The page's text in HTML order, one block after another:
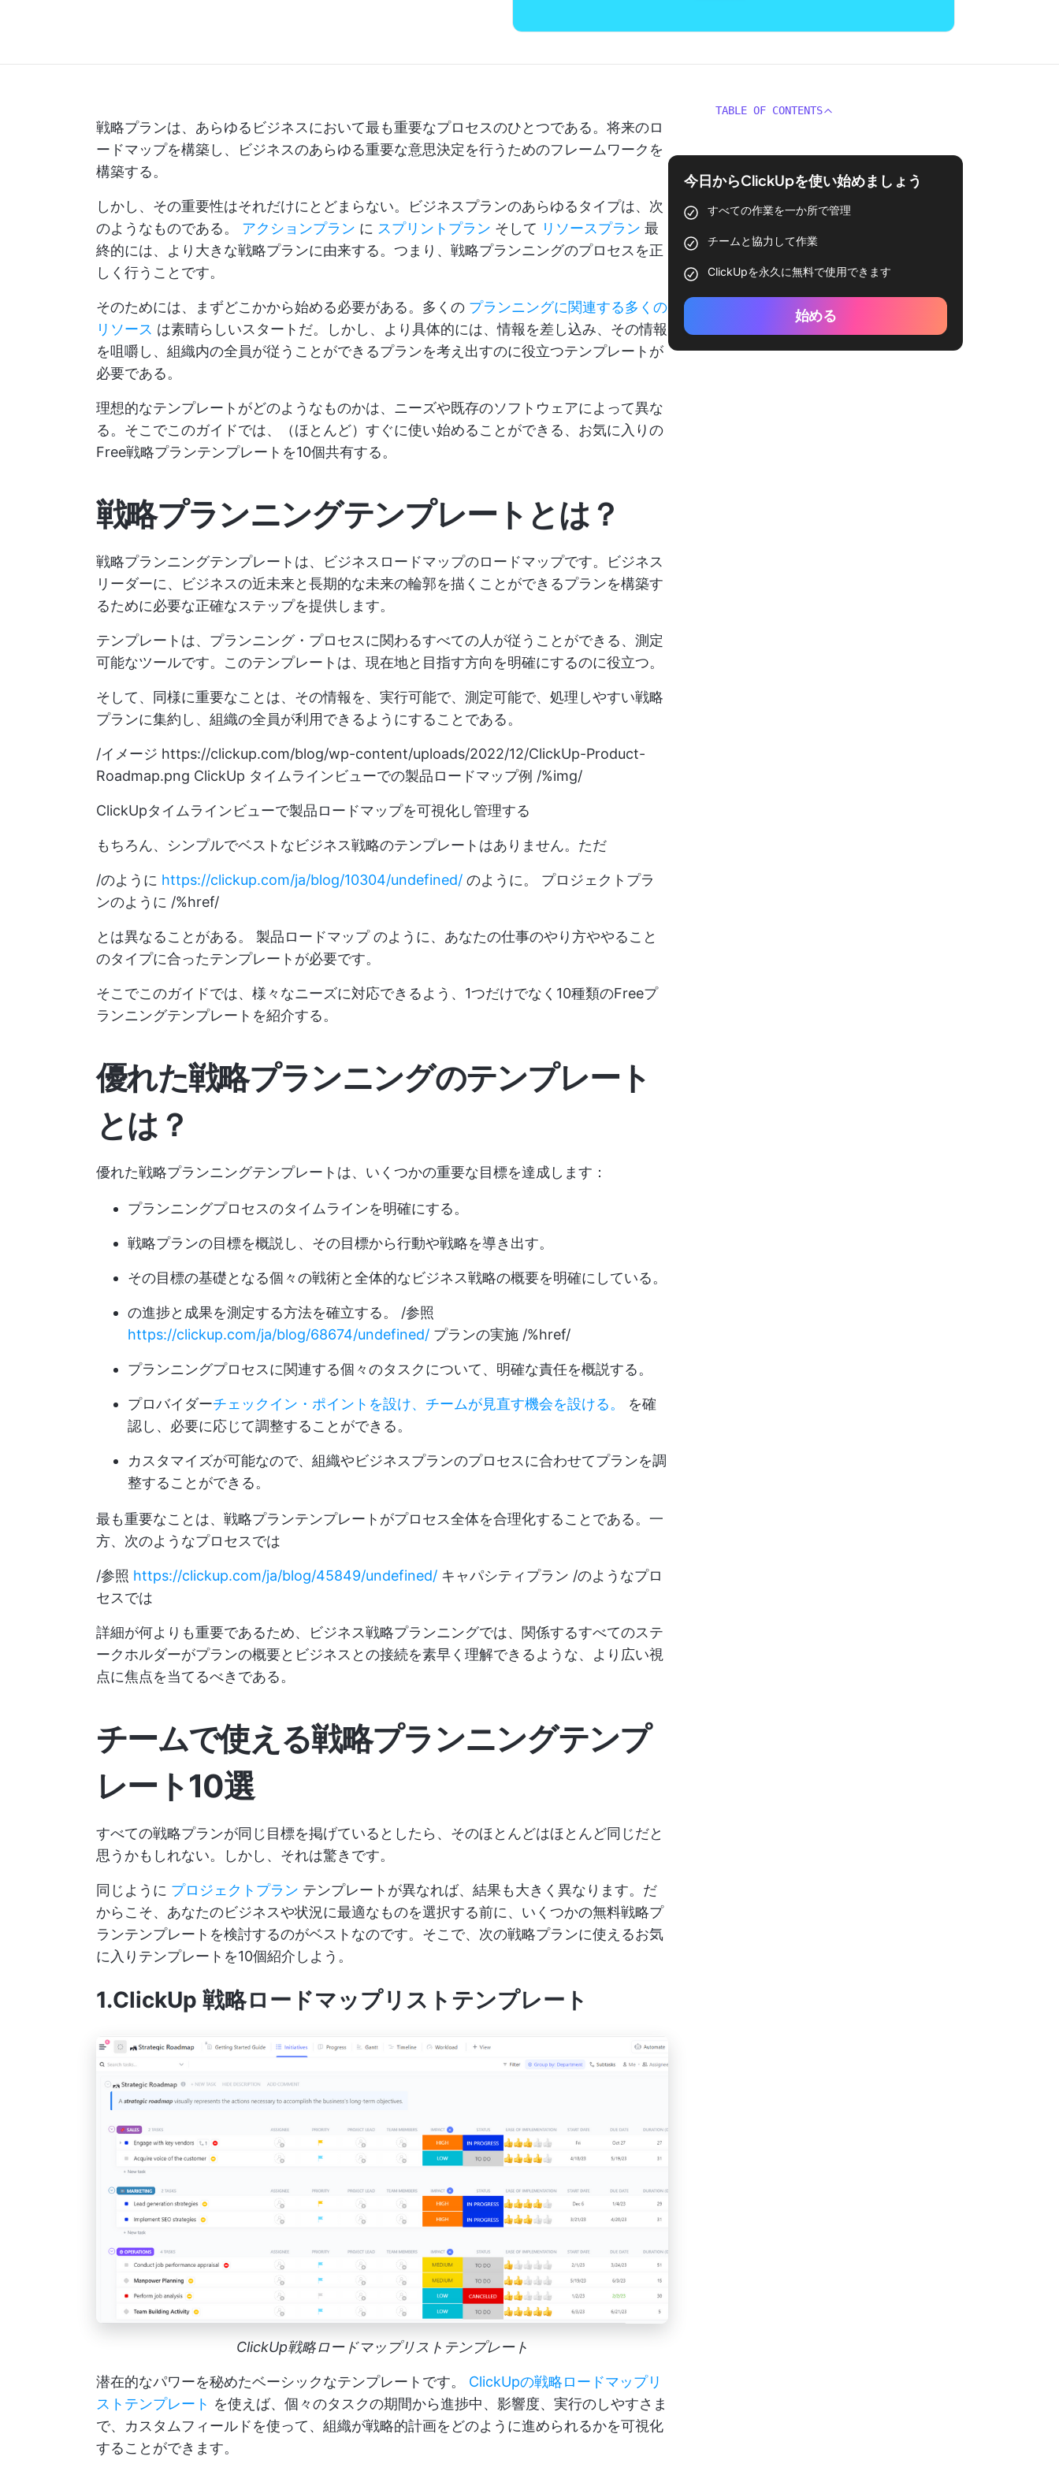
戦略プランは、あらゆるビジネスにおいて最も重要なプロセスのひとつである。将来のロ
ードマップを構築し、ビジネスのあらゆる重要な意思決定を行うためのフレームワークを
構築する。
しかし、その重要性はそれだけにとどまらない。ビジネスプランのあらゆるタイプは、次
のようなものである。 アクションプラン に スプリントプラン そして リソースプラン 最
終的には、より大きな戦略プランに由来する。つまり、戦略プランニングのプロセスを正
しく行うことです。
そのためには、まずどこかから始める必要がある。多くの プランニングに関連する多くの
リソース は素晴らしいスタートだ。しかし、より具体的には、情報を差し込み、その情報
を咀嚼し、組織内の全員が従うことができるプランを考え出すのに役立つテンプレートが
必要である。
理想的なテンプレートがどのようなものかは、ニーズや既存のソフトウェアによって異な
る。そこでこのガイドでは、（ほとんど）すぐに使い始めることができる、お気に入りの
Free戦略プランテンプレートを10個共有する。
戦略プランニングテンプレートとは？
戦略プランニングテンプレートは、ビジネスロードマップのロードマップです。ビジネス
リーダーに、ビジネスの近未来と長期的な未来の輪郭を描くことができるプランを構築す
るために必要な正確なステップを提供します。
テンプレートは、プランニング・プロセスに関わるすべての人が従うことができる、測定
可能なツールです。このテンプレートは、現在地と目指す方向を明確にするのに役立つ。
そして、同様に重要なことは、その情報を、実行可能で、測定可能で、処理しやすい戦略
プランに集約し、組織の全員が利用できるようにすることである。
/イメージ https://clickup.com/blog/wp-content/uploads/2022/12/ClickUp-Product-
Roadmap.png ClickUp タイムラインビューでの製品ロードマップ例 /%img/
ClickUpタイムラインビューで製品ロードマップを可視化し管理する
もちろん、シンプルでベストなビジネス戦略のテンプレートはありません。ただ
/のように https://clickup.com/ja/blog/10304/undefined/ のように。 プロジェクトプラ
ンのように /%href/
とは異なることがある。 製品ロードマップのように、あなたの仕事のやり方ややること
のタイプに合ったテンプレートが必要です。
そこでこのガイドでは、様々なニーズに対応できるよう、1つだけでなく10種類のFreeプ
ランニングテンプレートを紹介する。
優れた戦略プランニングのテンプレート
とは？
優れた戦略プランニングテンプレートは、いくつかの重要な目標を達成します：
プランニングプロセスのタイムラインを明確にする。
戦略プランの目標を概説し、その目標から行動や戦略を導き出す。
その目標の基礎となる個々の戦術と全体的なビジネス戦略の概要を明確にしている。
の進捗と成果を測定する方法を確立する。 /参照
https://clickup.com/ja/blog/68674/undefined/ プランの実施 /%href/
プランニングプロセスに関連する個々のタスクについて、明確な責任を概説する。
プロバイダーチェックイン・ポイントを設け、チームが見直す機会を設ける。
を確
認し、必要に応じて調整することができる。
カスタマイズが可能なので、組織やビジネスプランのプロセスに合わせてプランを調
整することができる。
最も重要なことは、戦略プランテンプレートがプロセス全体を合理化することである。一
方、次のようなプロセスでは
/参照 https://clickup.com/ja/blog/45849/undefined/ キャパシティプラン /のようなプロ
セスでは
詳細が何よりも重要であるため、ビジネス戦略プランニングでは、関係するすべてのステ
ークホルダーがプランの概要とビジネスとの接続を素早く理解できるような、より広い視
点に焦点を当てるべきである。
チームで使える戦略プランニングテンプ
レート10選
すべての戦略プランが同じ目標を掲げているとしたら、そのほとんどはほとんど同じだと
思うかもしれない。しかし、それは驚きです。
同じように プロジェクトプラン テンプレートが異なれば、結果も大きく異なります。だ
からこそ、あなたのビジネスや状況に最適なものを選択する前に、いくつかの無料戦略プ
ランテンプレートを検討するのがベストなのです。そこで、次の戦略プランに使えるお気
に入りテンプレートを10個紹介しよう。
1.ClickUp 戦略ロードマップリストテンプレート
ClickUp戦略ロードマップリストテンプレート
潜在的なパワーを秘めたベーシックなテンプレートです。 ClickUpの戦略ロードマップリ
ストテンプレート を使えば、個々のタスクの期間から進捗中、影響度、実行のしやすさま
で、カスタムフィールドを使って、組織が戦略的計画をどのように進められるかを可視化
することができます。
TABLE OF CONTENTS
今日からClickUpを使い始めましょう
すべての作業を一か所で管理
チームと協力して作業
ClickUpを永久に無料で使用できます
始める